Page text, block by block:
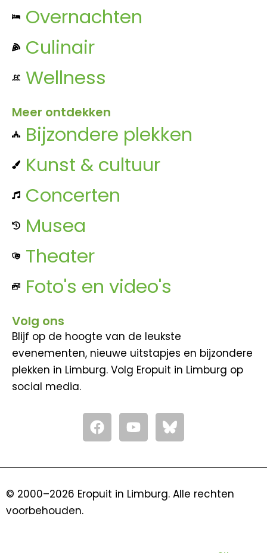
Overnachten
Culinair
Wellness
Meer ontdekken
Bijzondere plekken
Kunst & cultuur
Concerten
Musea
Theater
Foto's en video's
Volg ons
Blijf op de hoogte van de leukste
evenementen, nieuwe uitstapjes en bijzondere
plekken in Limburg. Volg Eropuit in Limburg op
social media.
F
a
c
o
Y
o
u
b
© 2000–2026 Eropuit in Limburg. Alle rechten
voorbehouden.